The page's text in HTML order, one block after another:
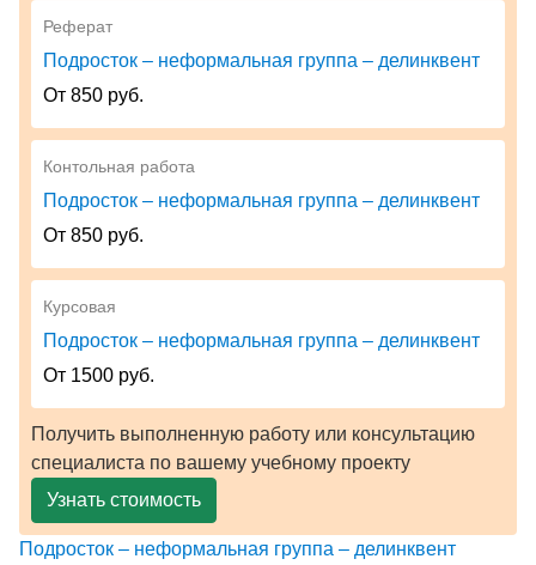
Реферат
Подросток – неформальная группа – делинквент
От 850 руб.
Контольная работа
Подросток – неформальная группа – делинквент
От 850 руб.
Курсовая
Подросток – неформальная группа – делинквент
От 1500 руб.
Получить выполненную работу или консультацию
специалиста по вашему учебному проекту
Узнать стоимость
Подросток – неформальная группа – делинквент